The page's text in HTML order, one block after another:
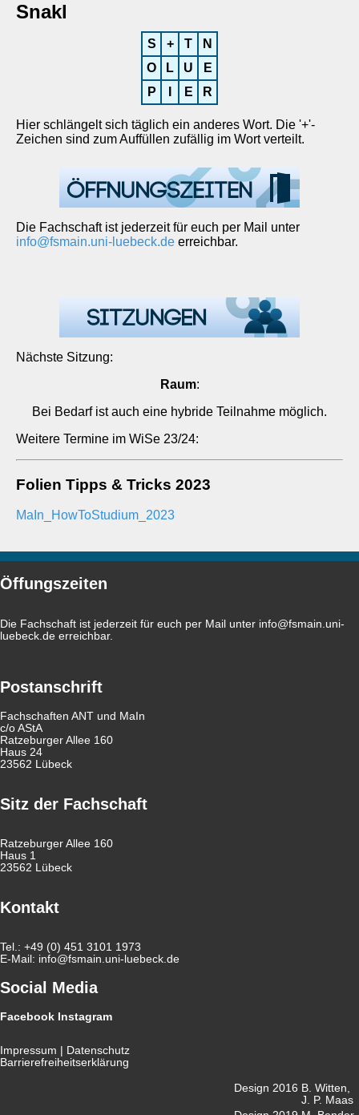
Snakl
S + T
N
O
L U
E
P
E R
Hier schlängelt sich täglich ein anderes Wort. Die '+'-
Zeichen sind zum Auffüllen zufällig im Wort verteilt.
Die Fachschaft ist jederzeit für euch per Mail unter
info@fsmain.uni-luebeck.de erreichbar.
Nächste Sitzung:
Raum:
Bei Bedarf ist auch eine hybride Teilnahme möglich.
Weitere Termine im WiSe 23/24:
Folien Tipps & Tricks 2023
MaIn_HowToStudium_2023
Öffungszeiten
Die Fachschaft ist jederzeit für euch per Mail unter info@fsmain.uni-
luebeck.de erreichbar.
Postanschrift
Fachschaften ANT und MaIn
c/o AStA
Ratzeburger Allee 160
Haus 24
23562 Lübeck
Sitz der Fachschaft
Ratzeburger Allee 160
Haus 1
23562 Lübeck
Kontakt
Tel.: +49 (0) 451 3101 1973
E-Mail: info@fsmain.uni-luebeck.de
Social Media
Facebook Instagram
Impressum
Datenschutz
Barrierefreiheitserklärung
Design 2016 B. Witten,
J. P. Maas